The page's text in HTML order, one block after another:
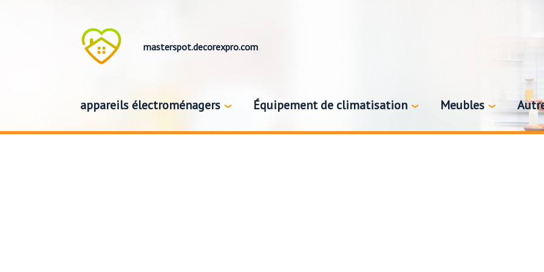
masterspot.decorexpro.com
appareils électroménagers Équipement de climatisation Meubles